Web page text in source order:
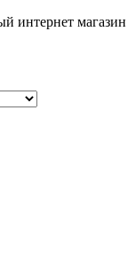
интернет магазин